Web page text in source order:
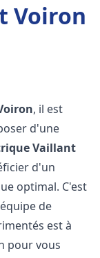
Voiron
, il est
d'une
Vaillant
d'un
optimal. C'est
de
est à
pour vous